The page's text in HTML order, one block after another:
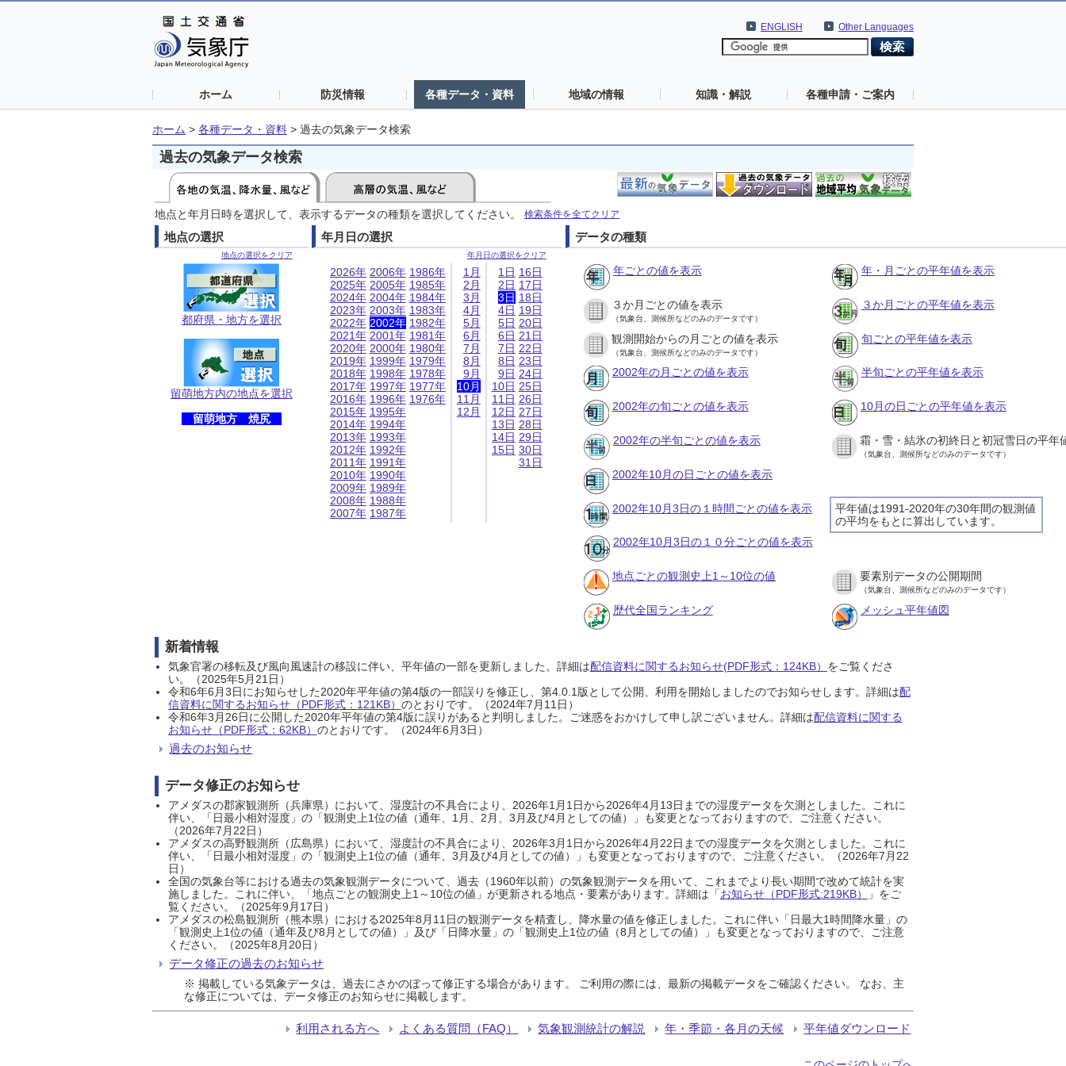
Other Languages
ENGLISH
ホーム 防災情報 各種データ・資料 地域の情報 知識・解説 各種申請・ご案内
ホーム > 各種データ・資料 > 過去の気象データ検索
過去の気象データ検索
地点と年月日時を選択して、表示するデータの種類を選択してください。 検索条件を全てクリア
地点の選択
地点の選択をクリア
都府県・地方を選択
留萌地方内の地点を選択
留萌地方 焼尻
年月日の選択
年月日の選択をクリア
2026年
2025年
2024年
2023年
2022年
2021年
2020年
2019年
2018年
2017年
2016年
2015年
2014年
2013年
2012年
2011年
2010年
2009年
2008年
2007年
2006年
2005年
2004年
2003年
2002年
2001年
2000年
1999年
1998年
1997年
1996年
1995年
1994年
1993年
1992年
1991年
1990年
1989年
1988年
1987年
1986年
1985年
1984年
1983年
1982年
1981年
1980年
1979年
1978年
1977年
1976年
1月
2月
3月
4月
5月
6月
7月
8月
9月
10月
11月
12月
1日
2日
3日
4日
5日
6日
7日
8日
9日
10日
11日
12日
13日
14日
15日
16日
17日
18日
19日
20日
21日
22日
23日
24日
25日
26日
27日
28日
29日
30日
31日
データの種類
年ごとの値を表示 年・月ごとの平年値を表示
３か月ごとの値を表示
（気象台、測候所などのみのデータです）
３か月ごとの平年値を表示
観測開始からの月ごとの値を表示
（気象台、測候所などのみのデータです）
旬ごとの平年値を表示
2002年の月ごとの値を表示 半旬ごとの平年値を表示
2002年の旬ごとの値を表示 10月の日ごとの平年値を表示
2002年の半旬ごとの値を表示 霜・雪・結氷の初終日と初冠雪日の平年
（気象台、測候所などのみのデータです）
2002年10月の日ごとの値を表示
平年値は1991-2020年の30年間の観測値
の平均をもとに算出しています。
2002年10月3日の１時間ごとの値を表示
2002年10月3日の１０分ごとの値を表示
地点ごとの観測史上1～10位の値 要素別データの公開期間
（気象台、測候所などのみのデータです）
歴代全国ランキング メッシュ平年値図
新着情報
気象官署の移転及び風向風速計の移設に伴い、平年値の一部を更新しました。詳細は配信資料に関するお知らせ(PDF形式：124KB） をご覧くださ
い。（2025年5月21日）
令和6年6月3日にお知らせした2020年平年値の第4版の一部誤りを修正し、第4.0.1版として公開、利用を開始しましたのでお知らせします。詳細は配
信資料に関するお知らせ（PDF形式：121KB） のとおりです。（2024年7月11日）
令和6年3月26日に公開した2020年平年値の第4版に誤りがあると判明しました。ご迷惑をおかけして申し訳ございません。詳細は配信資料に関する
お知らせ（PDF形式：62KB） のとおりです。（2024年6月3日）
過去のお知らせ
データ修正のお知らせ
アメダスの郡家観測所（兵庫県）において、湿度計の不具合により、2026年1月1日から2026年4月13日までの湿度データを欠測としました。これに
伴い、「日最小相対湿度」の「観測史上1位の値（通年、1月、2月、3月及び4月としての値）」も変更となっておりますので、ご注意ください。
（2026年7月22日）
アメダスの高野観測所（広島県）において、湿度計の不具合により、2026年3月1日から2026年4月22日までの湿度データを欠測としました。これに
伴い、「日最小相対湿度」の「観測史上1位の値（通年、3月及び4月としての値）」も変更となっておりますので、ご注意ください。（2026年7月22
日）
全国の気象台等における過去の気象観測データについて、過去（1960年以前）の気象観測データを用いて、これまでより長い期間で改めて統計を実
施しました。これに伴い、「地点ごとの観測史上1～10位の値」が更新される地点・要素があります。詳細は「お知らせ（PDF形式:219KB）
」をご
覧ください。（2025年9月17日）
アメダスの松島観測所（熊本県）における2025年8月11日の観測データを精査し、降水量の値を修正しました。これに伴い「日最大1時間降水量」の
「観測史上1位の値（通年及び8月としての値）」及び「日降水量」の「観測史上1位の値（8月としての値）」も変更となっておりますので、ご注意
ください。（2025年8月20日）
データ修正の過去のお知らせ
※ 掲載している気象データは、過去にさかのぼって修正する場合があります。 ご利用の際には、最新の掲載データをご確認ください。 なお、主
な修正については、データ修正のお知らせに掲載します。
利用される方へ よくある質問（FAQ） 気象観測統計の解説 年・季節・各月の天候 平年値ダウンロード